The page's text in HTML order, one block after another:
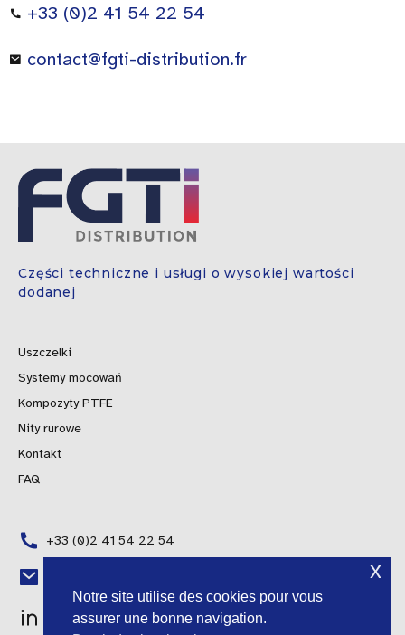
+33 (0)2 41 54 22 54
contact@fgti-distribution.fr
Części techniczne i usługi o wysokiej wartości
dodanej
Uszczelki
Systemy mocowań
Kompozyty PTFE
Nity rurowe
Kontakt
FAQ
+33 (0)2 41 54 22 54
Spanish
Notre site utilise des cookies pour vous
assurer une bonne navigation.
x